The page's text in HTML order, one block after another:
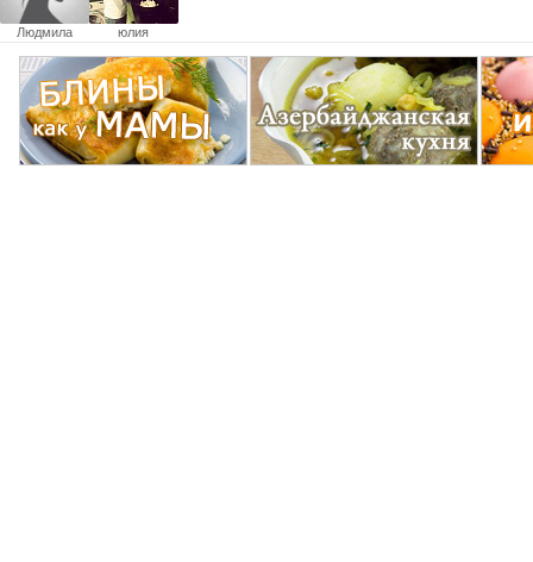
Людмила
юлия